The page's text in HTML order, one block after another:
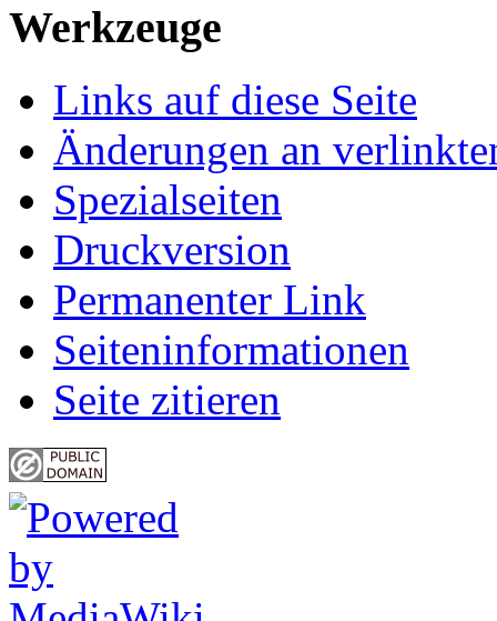
Werkzeuge
Links auf diese Seite
Änderungen an
Spezialseiten
Druckversion
Permanenter Link
Seiten­informationen
Seite zitieren